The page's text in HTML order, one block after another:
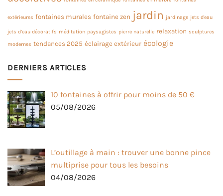
extérieures fontaines murales fontaine zen jardin jardinage jets d'eau
jets d’eau décoratifs méditation paysagistes pierre naturelle relaxation sculptures
modernes tendances 2025 éclairage extérieur écologie
DERNIERS ARTICLES
10 fontaines à offrir pour moins de 50 €
05/08/2026
L’outillage à main : trouver une bonne pince
multiprise pour tous les besoins
04/08/2026